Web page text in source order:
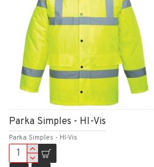
Parka Simples - HI-Vis
Parka Simples - HI-Vis